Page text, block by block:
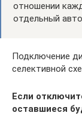
отношении
отдельный
Подключение
селективной
Если
оставшиеся